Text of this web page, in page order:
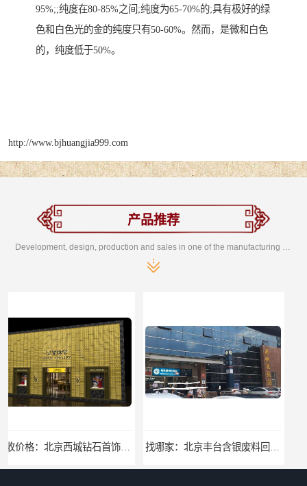
95%;;纯度在80-85%之间;纯度为65-70%的;具有极好的绿
色和白色光的金的纯度只有50-60%。然而，是微和白色
的，纯度低于50%。
http://www.bjhuangjia999.com
产品推荐